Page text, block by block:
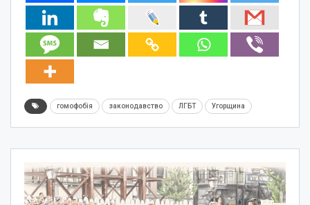
гомофобія законодавство ЛГБТ Угорщина